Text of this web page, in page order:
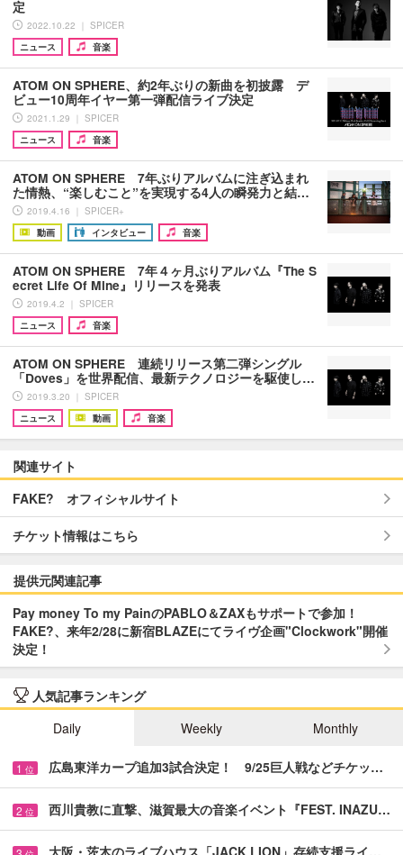
定
2022.10.22 ｜ SPICER
ニュース
音楽
ATOM ON SPHERE、約2年ぶりの新曲を初披露 デ
ビュー10周年イヤー第一弾配信ライブ決定
2021.1.29 ｜ SPICER
ニュース
音楽
ATOM ON SPHERE 7年ぶりアルバムに注ぎ込まれ
た情熱、“楽しむこと”を実現する4人の瞬発力と結…
2019.4.16 ｜ SPICER+
動画
インタビュー 音楽
ATOM ON SPHERE 7年４ヶ月ぶりアルバム『The S
ecret Life Of Mine』リリースを発表
2019.4.2 ｜ SPICER
ニュース
音楽
ATOM ON SPHERE 連続リリース第二弾シングル
「Doves」を世界配信、最新テクノロジーを駆使し…
2019.3.20 ｜ SPICER
ニュース
動画 音楽
関連サイト
FAKE? オフィシャルサイト
チケット情報はこちら
提供元関連記事
Pay money To my PainのPABLO＆ZAXもサポートで参加！
FAKE?、来年2/28に新宿BLAZEにてライヴ企画"Clockwork"開催
決定！
人気記事ランキング
Daily
Weekly Monthly
1 位 広島東洋カープ追加3試合決定！ 9/25巨人戦などチケッ…
2 位 西川貴教に直撃、滋賀最大の音楽イベント『FEST. INAZU…